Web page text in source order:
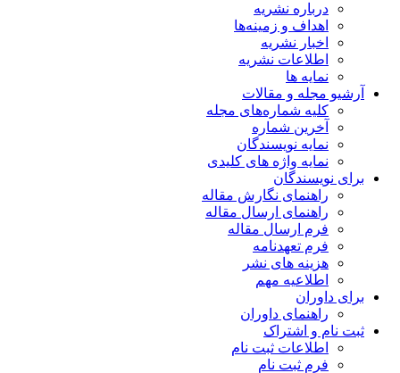
درباره نشریه
اهداف و زمینه‌ها
اخبار نشریه
اطلاعات نشریه
نمایه ها
آرشیو مجله و مقالات
کلیه شماره‌های مجله
آخرین شماره
نمایه نویسندگان
نمایه واژه های کلیدی
برای نویسندگان
راهنمای نگارش مقاله
راهنمای ارسال مقاله
فرم ارسال مقاله
فرم تعهدنامه
هزینه های نشر
اطلاعیه مهم
برای داوران
راهنمای داوران
ثبت نام و اشتراک
اطلاعات ثبت نام
فرم ثبت نام